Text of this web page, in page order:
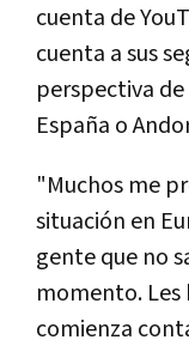
cuenta de
cuenta a sus
perspectiva
España o
"Muchos me
situación en
gente que no
momento.
comienza